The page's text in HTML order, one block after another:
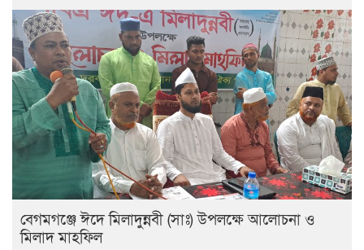
বেগমগঞ্জে ঈদে মিলাদুন্নবী (সাঃ) উপলক্ষে আলোচনা ও
মিলাদ মাহফিল